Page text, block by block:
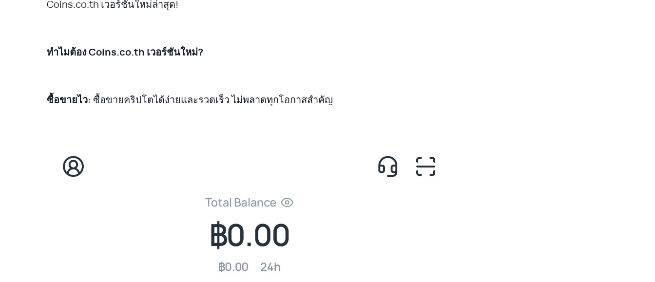
Coins.co.th เวอร์ชันใหม่ล่าสุด!
ทำไมต้อง Coins.co.th เวอร์ชันใหม่?
ซื้อขายไว: ซื้อขายคริปโตได้ง่ายและรวดเร็ว ไม่พลาดทุกโอกาสสำคัญ